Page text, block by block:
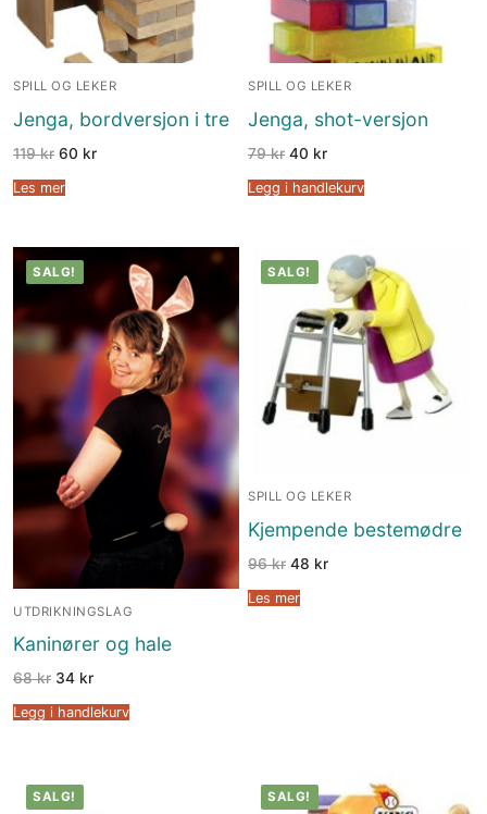
SPILL OG LEKER
Jenga, bordversjon i tre
119kr 60 kr
Les mer
SPILL OG LEKER
Jenga, shot-versjon
79kr 40 kr
Legg i handlekurv
SALG!
UTDRIKNINGSLAG
Kaninører og hale
68kr 34 kr
Legg i handlekurv
SALG!
SPILL OG LEKER
Kjempende bestemødre
96kr 48 kr
Les mer
SALG! SALG!